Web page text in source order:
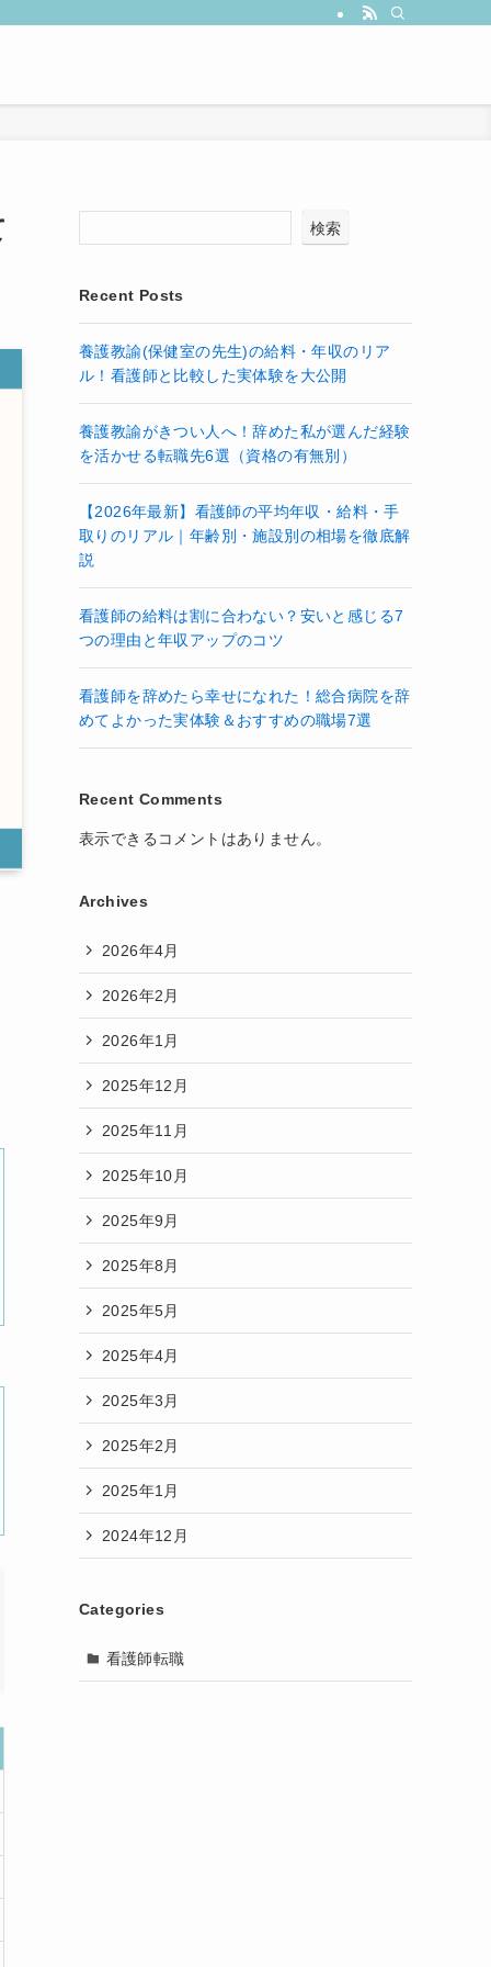
検索
Recent Posts
養護教諭(保健室の先生)の給料・年収のリア
ル！看護師と比較した実体験を大公開
養護教諭がきつい人へ！辞めた私が選んだ経験
を活かせる転職先6選（資格の有無別）
【2026年最新】看護師の平均年収・給料・手
取りのリアル｜年齢別・施設別の相場を徹底解
説
看護師の給料は割に合わない？安いと感じる7
つの理由と年収アップのコツ
看護師を辞めたら幸せになれた！総合病院を辞
めてよかった実体験＆おすすめの職場7選
Recent Comments
表示できるコメントはありません。
Archives
2026年4月
2026年2月
2026年1月
2025年12月
2025年11月
2025年10月
2025年9月
2025年8月
2025年5月
2025年4月
2025年3月
2025年2月
2025年1月
2024年12月
Categories
看護師転職